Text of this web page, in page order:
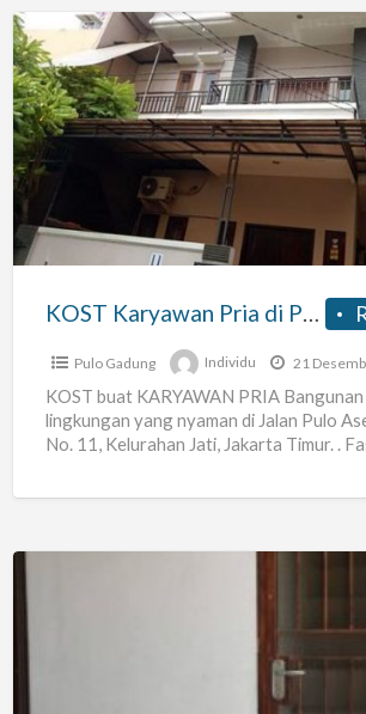
KOST
Karyawan
Pria
di
Pulo
Asem
Timur,
Timur
KOST Karyawan Pria di Pulo Asem Timur, Jakarta Timur
Pulo Gadung Individu 21
KOST buat KARYAWAN PRIA
lingkungan yang nyaman di Jalan Pulo
No. 11, Kelurahan Jati, Jakarta Timur. .
Kos